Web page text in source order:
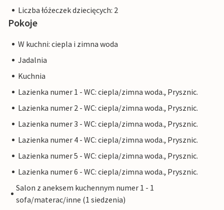
Liczba łóżeczek dziecięcych: 2
Pokoje
W kuchni: ciepla i zimna woda
Jadalnia
Kuchnia
Lazienka numer 1 - WC: ciepla/zimna woda., Prysznic.
Lazienka numer 2 - WC: ciepla/zimna woda., Prysznic.
Lazienka numer 3 - WC: ciepla/zimna woda., Prysznic.
Lazienka numer 4 - WC: ciepla/zimna woda., Prysznic.
Lazienka numer 5 - WC: ciepla/zimna woda., Prysznic.
Lazienka numer 6 - WC: ciepla/zimna woda., Prysznic.
Salon z aneksem kuchennym numer 1 - 1
sofa/materac/inne (1 siedzenia)